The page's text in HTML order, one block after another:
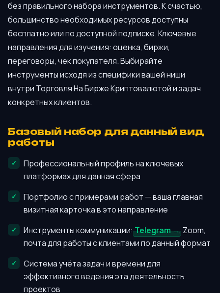
без правильного набора инструментов. К счастью,
большинство необходимых ресурсов доступны
бесплатно или по доступной подписке. Ключевые
направления для изучения: оценка, биржи,
переговоры, чек покупателя. Выбирайте
инструменты исходя из специфики вашей ниши
внутри Торговля На Бирже Криптовалютой и задач
конкретных клиентов.
Базовый набор для данный вид
работы
Профессиональный профиль на ключевых
платформах для данная сфера
Портфолио с примерами работ — ваша главная
визитная карточка в это направление
Инструменты коммуникации:Telegram
, Zoom,
почта для работы с клиентами по данный формат
Система учёта задач и времени для
эффективного ведения эта деятельность
проектов